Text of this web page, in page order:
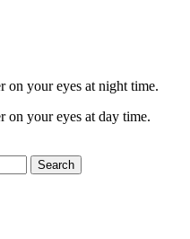
on your eyes at night time.
on your eyes at day time.
Search